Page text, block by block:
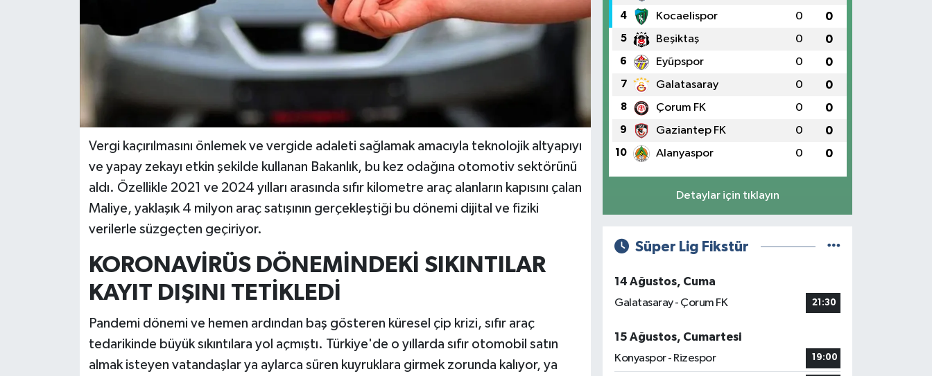
Vergi kaçırılmasını önlemek ve vergide adaleti sağlamak amacıyla teknolojik altyapıyı
ve yapay zekayı etkin şekilde kullanan Bakanlık, bu kez odağına otomotiv sektörünü
aldı. Özellikle 2021 ve 2024 yılları arasında sıfır kilometre araç alanların kapısını çalan
Maliye, yaklaşık 4 milyon araç satışının gerçekleştiği bu dönemi dijital ve fiziki
verilerle süzgeçten geçiriyor.
KORONAVİRÜS DÖNEMİNDEKİ SIKINTILAR
KAYIT DIŞINI TETİKLEDİ
Pandemi dönemi ve hemen ardından baş gösteren küresel çip krizi, sıfır araç
tedarikinde büyük sıkıntılara yol açmıştı. Türkiye'de o yıllarda sıfır otomobil satın
almak isteyen vatandaşlar ya aylarca süren kuyruklara girmek zorunda kalıyor, ya
4 Kocaelispor 0 0
5 Beşiktaş 0 0
6 Eyüpspor 0 0
7 Galatasaray 0 0
8 Çorum FK 0 0
9 Gaziantep FK 0 0
10 Alanyaspor 0 0
Detaylar için tıklayın
Süper Lig Fikstür
14 Ağustos, Cuma
Galatasaray - Çorum FK
21:30
15 Ağustos, Cumartesi
Konyaspor - Rizespor
19:00
Foto Galeri
Kültür Sanat